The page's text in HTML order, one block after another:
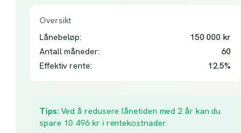
Oversikt
Lånebeløp:
150 000 kr
Antall måneder:
60
Effektiv rente:
12.5%
Tips:Ved å redusere lånetiden med 2 år kan du
spare 10 496 kr i rentekostnader.